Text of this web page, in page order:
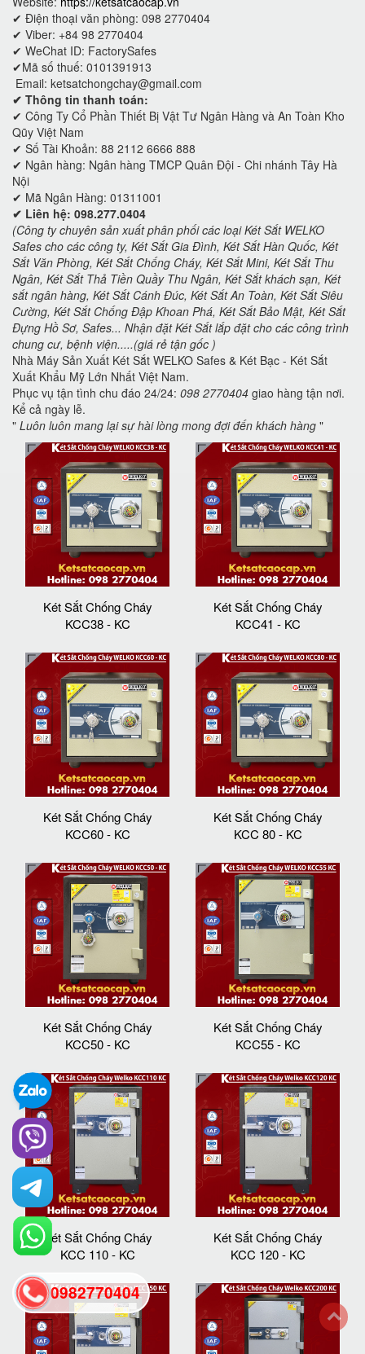
✔ Điện thoại văn phòng: 098 2770404
✔ Viber: +84 98 2770404
✔ WeChat ID: FactorySafes
✔Mã số thuế: 0101391913
Email: ketsatchongchay@gmail.com
✔ Thông tin thanh toán:
✔ Công Ty Cổ Phần Thiết Bị Vật Tư Ngân Hàng và An Toàn Kho
Qũy Việt Nam
✔ Số Tài Khoản: 88 2112 6666 888
✔ Ngân hàng: Ngân hàng TMCP Quân Đội - Chi nhánh Tây Hà
Nội
✔ Mã Ngân Hàng: 01311001
✔ Liên hệ: 098.277.0404
(Công ty chuyên sản xuất phân phối các loại Két Sắt WELKO
Safes cho các công ty, Két Sắt Gia Đình, Két Sắt Hàn Quốc, Két
Sắt Văn Phòng, Két Sắt Chống Cháy, Két Sắt Mini, Két Sắt Thu
Ngân, Két Sắt Thả Tiền Quầy Thu Ngân, Két Sắt khách sạn, Két
sắt ngân hàng, Két Sắt Cánh Đúc, Két Sắt An Toàn, Két Sắt Siêu
Cường, Két Sắt Chống Đập Khoan Phá, Két Sắt Bảo Mật, Két Sắt
Đựng Hồ Sơ, Safes... Nhận đặt Két Sắt lắp đặt cho các công trình
chung cư, bệnh viện.....(giá rẻ tận gốc )
Nhà Máy Sản Xuất Két Sắt WELKO Safes & Két Bạc - Két Sắt
Xuất Khẩu Mỹ Lớn Nhất Việt Nam.
Phục vụ tận tình chu đáo 24/24: 098 2770404 giao hàng tận nơi.
Kể cả ngày lễ.
" Luôn luôn mang lại sự hài lòng mong đợi đến khách hàng "
Két Sắt Chống Cháy
KCC38 - KC
Két Sắt Chống Cháy
KCC41 - KC
Két Sắt Chống Cháy
KCC60 - KC
Két Sắt Chống Cháy
KCC 80 - KC
Két Sắt Chống Cháy
KCC50 - KC
Két Sắt Chống Cháy
KCC55 - KC
Két Sắt Chống Cháy
KCC 110 - KC
Két Sắt Chống Cháy
KCC 120 - KC
0982770404